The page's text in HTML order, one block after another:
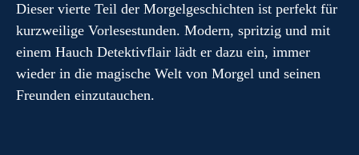
Dieser vierte Teil der Morgelgeschichten ist perfekt für
kurzweilige Vorlesestunden. Modern, spritzig und mit
einem Hauch Detektivflair lädt er dazu ein, immer
wieder in die magische Welt von Morgel und seinen
Freunden einzutauchen.